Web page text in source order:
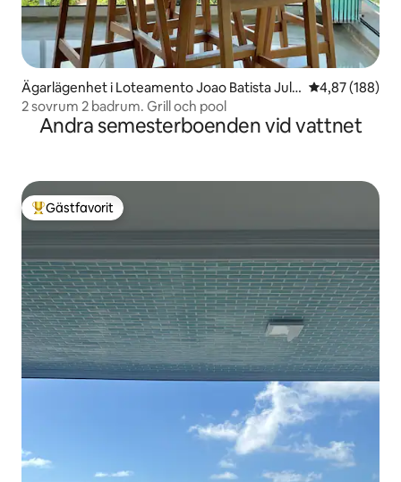
Ägarlägenhet i Loteamento Joao Batista Julia
o
4,87 av 5 i
4,87 (188)
2 sovrum 2 badrum. Grill och pool
Andra semesterboenden vid vattnet
Populär gästfavorit
Gästfavorit